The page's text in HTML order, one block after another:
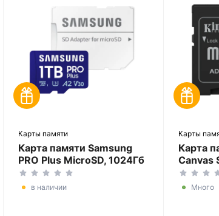
Карты памяти
Карта памяти Samsung
PRO Plus MicroSD, 1024Гб
(MB-MD1T0SA/APC)
в наличии
Карты
Карта
Canvas
Много